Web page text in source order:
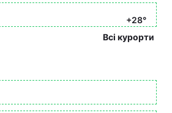
+28°
Всі курорти